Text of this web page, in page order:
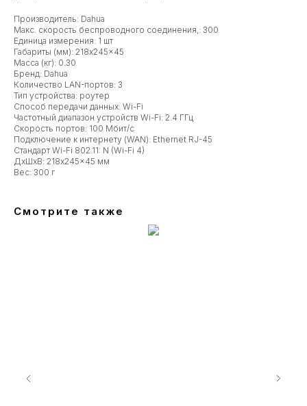
Производитель: Dahua
Макс. скорость беспроводного соединения,: 300
Единица измерения: 1 шт
Габариты (мм): 218x245x45
Масса (кг): 0.30
Бренд: Dahua
Количество LAN-портов: 3
Тип устройства: роутер
Способ передачи данных: Wi-Fi
Частотный диапазон устройств Wi-Fi: 2.4 ГГц
Скорость портов: 100 Мбит/с
Подключение к интернету (WAN): Ethernet RJ-45
Стандарт Wi-Fi 802.11: N (Wi-Fi 4)
ДxШxВ: 218x245x45 мм
Вес: 300 г
Смотрите также